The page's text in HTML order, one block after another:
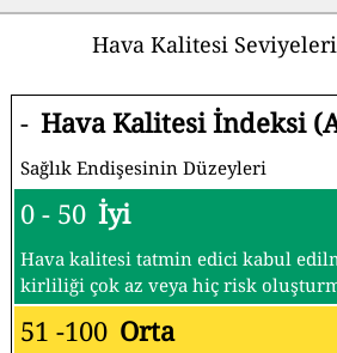
Hava Kalitesi
- Hava Kalitesi İndeksi
Sağlık Endişesinin Düzeyleri
0 - 50 İyi
Hava kalitesi tatmin edici kabul
kirliliği çok az veya hiç risk
51 -100 Orta